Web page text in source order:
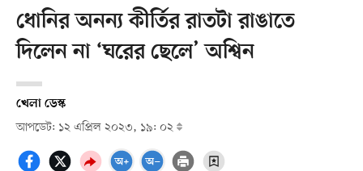
ধোনির অনন্য কীর্তির রাতটা রাঙাতে
দিলেন না ‘ঘরের ছেলে’ অশ্বিন
খেলা ডেস্ক
আপডেট: ১২ এপ্রিল ২০২৩, ১৯: ০২